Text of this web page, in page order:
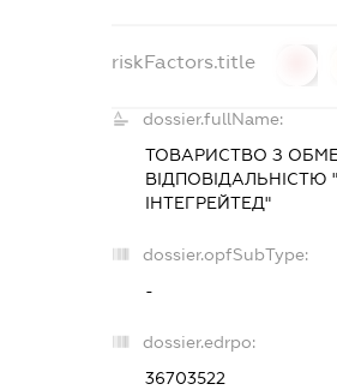
riskFactors.title
dossier.fullName:
ТОВАРИСТВО З
ВІДПОВІДАЛЬНІСТЮ
ІНТЕГРЕЙТЕД"
dossier.opfSubType:
-
dossier.edrpo:
36703522